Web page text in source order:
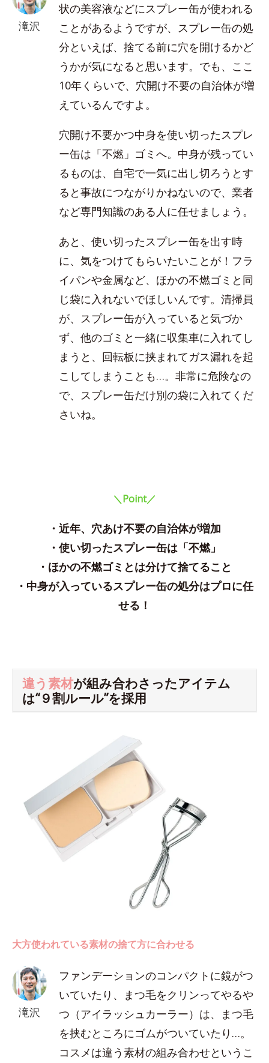
滝沢
状の美容液などにスプレー缶が使われる
ことがあるようですが、スプレー缶の処
分といえば、捨てる前に穴を開けるかど
うかが気になると思います。でも、ここ
10年くらいで、穴開け不要の自治体が増
えているんですよ。
穴開け不要かつ中身を使い切ったスプレ
ー缶は「不燃」ゴミへ。中身が残ってい
るものは、自宅で一気に出し切ろうとす
ると事故につながりかねないので、業者
など専門知識のある人に任せましょう。
あと、使い切ったスプレー缶を出す時
に、気をつけてもらいたいことが！フラ
イパンや金属など、ほかの不燃ゴミと同
じ袋に入れないでほしいんです。清掃員
が、スプレー缶が入っていると気づか
ず、他のゴミと一緒に収集車に入れてし
まうと、回転板に挟まれてガス漏れを起
こしてしまうことも…。非常に危険なの
で、スプレー缶だけ別の袋に入れてくだ
さいね。
＼Point／
・近年、穴あけ不要の自治体が増加
・使い切ったスプレー缶は「不燃」
・ほかの不燃ゴミとは分けて捨てること
・中身が入っているスプレー缶の処分はプロに任
せる！
違う素材が組み合わさったアイテム
は“９割ルール”を採用
大方使われている素材の捨て方に合わせる
滝沢
ファンデーションのコンパクトに鏡がつ
いていたり、まつ毛をクリンってやるや
つ（アイラッシュカーラー）は、まつ毛
を挟むところにゴムがついていたり…。
コスメは違う素材の組み合わせというこ